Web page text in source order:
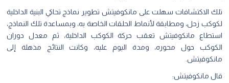
تلك الاكتشافات سهلت على مانكوفيتش تطوير نماذج تحاكي البنية الداخلية
لكوكب زحل، ومطابقة لأنماط الحلقات الخاصة به، وبمساعدة تلك النماذج،
استطاع مانكوفيتش تعقب حركة الكوكب الداخلية، ثم معدل دوران
الكوكب حول محوره، ومدة اليوم عليه، وكانت النتائج مذهلة إلى
مانكوفيتش.
قال مانكوفيتش: